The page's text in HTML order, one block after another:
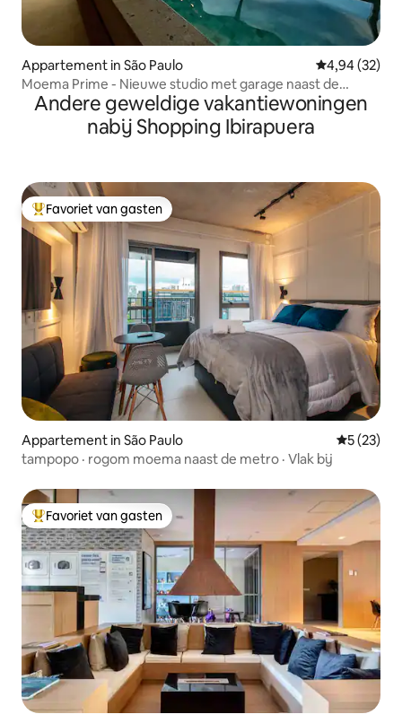
Appartement in São Paulo Gemiddelde
4,94 (32)
Moema Prime - Nieuwe studio met garage naast de
metro
Andere geweldige vakantiewoningen
nabij Shopping Ibirapuera
Topfavoriet van gasten
Favoriet van gasten
Appartement in São Paulo
5 (23)
tampopo · rogom moema naast de metro · Vlak bij
Topfavoriet van gasten
Favoriet van gasten